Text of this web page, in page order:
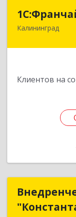
Калининград
Клиентов на
238325,